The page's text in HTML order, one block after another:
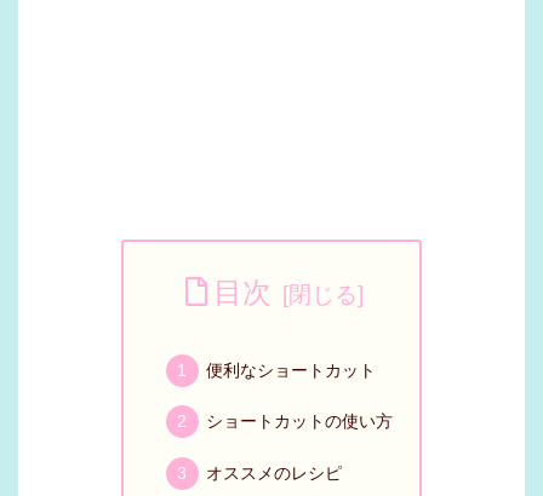
目次
便利なショートカット
ショートカットの使い方
オススメのレシピ